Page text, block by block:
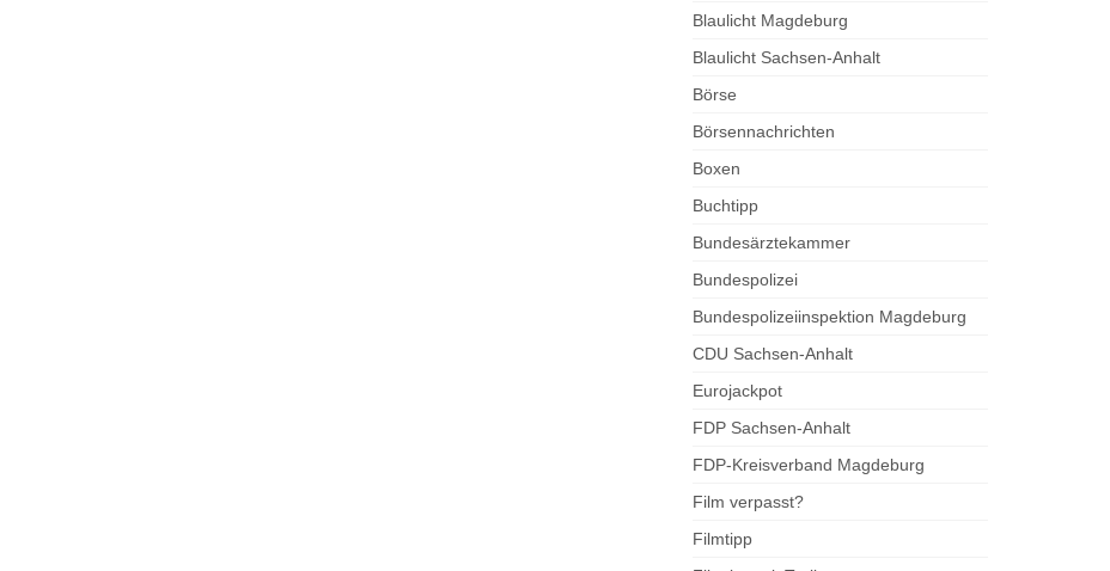
Blaulicht Magdeburg
Blaulicht Sachsen-Anhalt
Börse
Börsennachrichten
Boxen
Buchtipp
Bundesärztekammer
Bundespolizei
Bundespolizeiinspektion Magdeburg
CDU Sachsen-Anhalt
Eurojackpot
FDP Sachsen-Anhalt
FDP-Kreisverband Magdeburg
Film verpasst?
Filmtipp